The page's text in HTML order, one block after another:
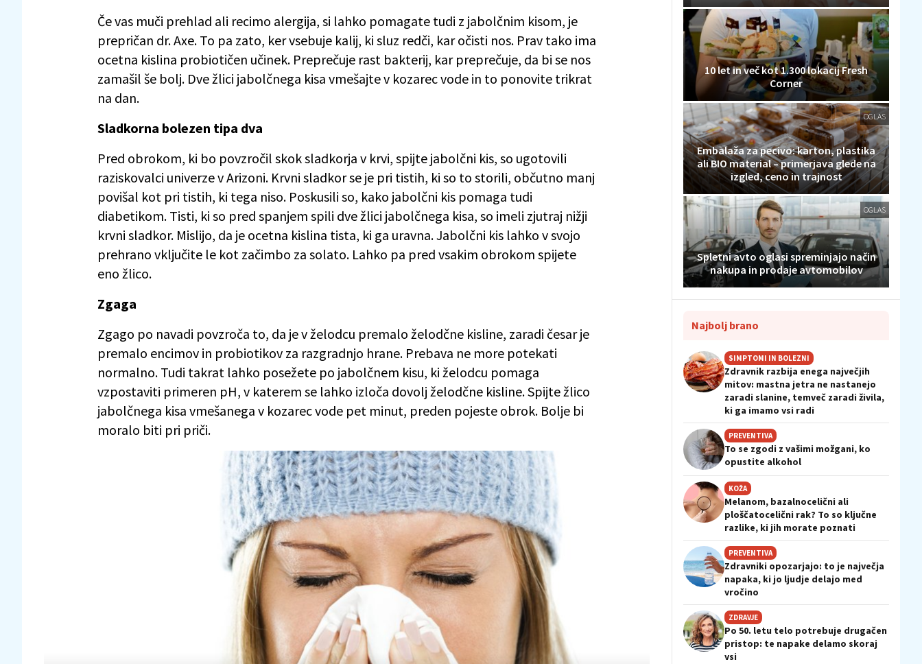
Če vas muči prehlad ali recimo alergija, si lahko pomagate tudi z jabolčnim kisom, je
prepričan dr. Axe. To pa zato, ker vsebuje kalij, ki sluz redči, kar očisti nos. Prav tako ima
ocetna kislina probiotičen učinek. Preprečuje rast bakterij, kar preprečuje, da bi se nos
zamašil še bolj. Dve žlici jabolčnega kisa vmešajte v kozarec vode in to ponovite trikrat
na dan.
Sladkorna bolezen tipa dva
Pred obrokom, ki bo povzročil skok sladkorja v krvi, spijte jabolčni kis, so ugotovili
raziskovalci univerze v Arizoni. Krvni sladkor se je pri tistih, ki so to storili, občutno manj
povišal kot pri tistih, ki tega niso. Poskusili so, kako jabolčni kis pomaga tudi
diabetikom. Tisti, ki so pred spanjem spili dve žlici jabolčnega kisa, so imeli zjutraj nižji
krvni sladkor. Mislijo, da je ocetna kislina tista, ki ga uravna. Jabolčni kis lahko v svojo
prehrano vključite le kot začimbo za solato. Lahko pa pred vsakim obrokom spijete
eno žlico.
Zgaga
Zgago po navadi povzroča to, da je v želodcu premalo želodčne kisline, zaradi česar je
premalo encimov in probiotikov za razgradnjo hrane. Prebava ne more potekati
normalno. Tudi takrat lahko posežete po jabolčnem kisu, ki želodcu pomaga
vzpostaviti primeren pH, v katerem se lahko izloča dovolj želodčne kisline. Spijte žlico
jabolčnega kisa vmešanega v kozarec vode pet minut, preden pojeste obrok. Bolje bi
moralo biti pri priči.
10 let in več kot 1.300 lokacij Fresh
Corner
OGLAS
Embalaža za pecivo: karton, plastika
ali BIO material – primerjava glede na
izgled, ceno in trajnost
OGLAS
Spletni avto oglasi spreminjajo način
nakupa in prodaje avtomobilov
Najbolj brano
SIMPTOMI IN BOLEZNI
Zdravnik razbija enega največjih
mitov: mastna jetra ne nastanejo
zaradi slanine, temveč zaradi živila,
ki ga imamo vsi radi
PREVENTIVA
To se zgodi z vašimi možgani, ko
opustite alkohol
KOŽA
Melanom, bazalnocelični ali
ploščatocelični rak? To so ključne
razlike, ki jih morate poznati
PREVENTIVA
Zdravniki opozarjajo: to je največja
napaka, ki jo ljudje delajo med
vročino
ZDRAVJE
Po 50. letu telo potrebuje drugačen
pristop: te napake delamo skoraj
vsi